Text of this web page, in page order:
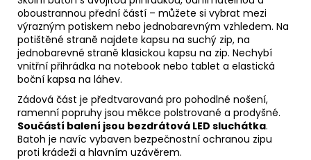
oboustrannou přední částí – můžete si vybrat mezi
výrazným potiskem nebo jednobarevným vzhledem. Na
potištěné straně najdete kapsu na suchý zip, na
jednobarevné straně klasickou kapsu na zip. Nechybí
vnitřní přihrádka na notebook nebo tablet a elastická
boční kapsa na láhev.
Zádová část je předtvarovaná pro pohodlné nošení,
ramenní popruhy jsou měkce polstrované a prodyšné.
Součástí balení jsou bezdrátová LED sluchátka.
Batoh je navíc vybaven bezpečnostní ochranou zipu
proti krádeži a hlavním uzávěrem.